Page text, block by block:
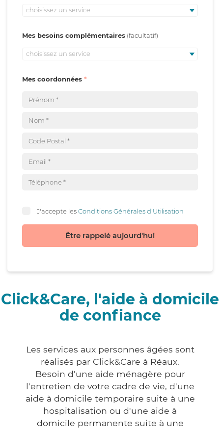
choisissez un service
Mes besoins complémentaires
choisissez un service
Mes coordonnées
J'accepte lesConditions Générales d'Utilisation
Être rappelé aujourd'hui
Click&Care, l'aide à domicile
de confiance
Les services aux personnes âgées sont
réalisés par Click&Care à Réaux.
Besoin d'une aide ménagère pour
l'entretien de votre cadre de vie, d'une
aide à domicile temporaire suite à une
hospitalisation ou d'une aide à
domicile permanente suite à une